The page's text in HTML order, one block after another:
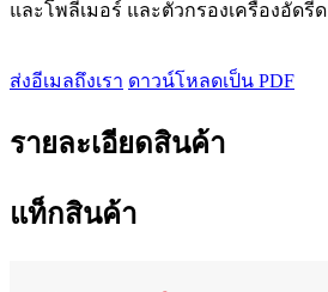
และโพลีเมอร์ และตัวกรองเครื่องอัดรีด
ส่งอีเมลถึงเรา ดาวน์โหลดเป็น PDF
รายละเอียดสินค้า
แท็กสินค้า